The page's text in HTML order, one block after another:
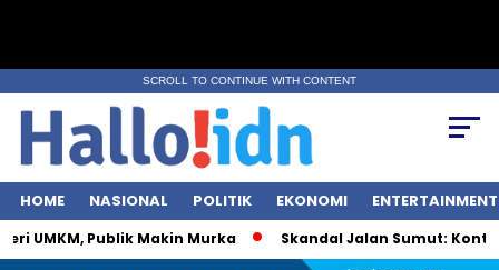
SCROLL TO CONTINUE WITH CONTENT
HOME NASIONAL POLITIK EKONOMI ENTERTAINMENT
UMKM, Publik Makin Murka Skandal Jalan Sumut: